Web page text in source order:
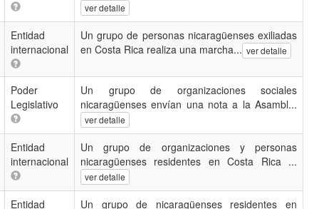
ver detalle
Entidad
internacional
Un grupo de personas nicaragüenses exiliadas
en Costa Rica realiza una marcha... ver detalle
Poder
Legislativo
Un grupo de organizaciones sociales
nicaragüenses envían una nota a la Asambl...
ver detalle
Entidad
internacional
Un grupo de organizaciones y personas
nicaragüenses residentes en Costa Rica ...
ver detalle
Entidad Un grupo de nicaragüenses residentes en